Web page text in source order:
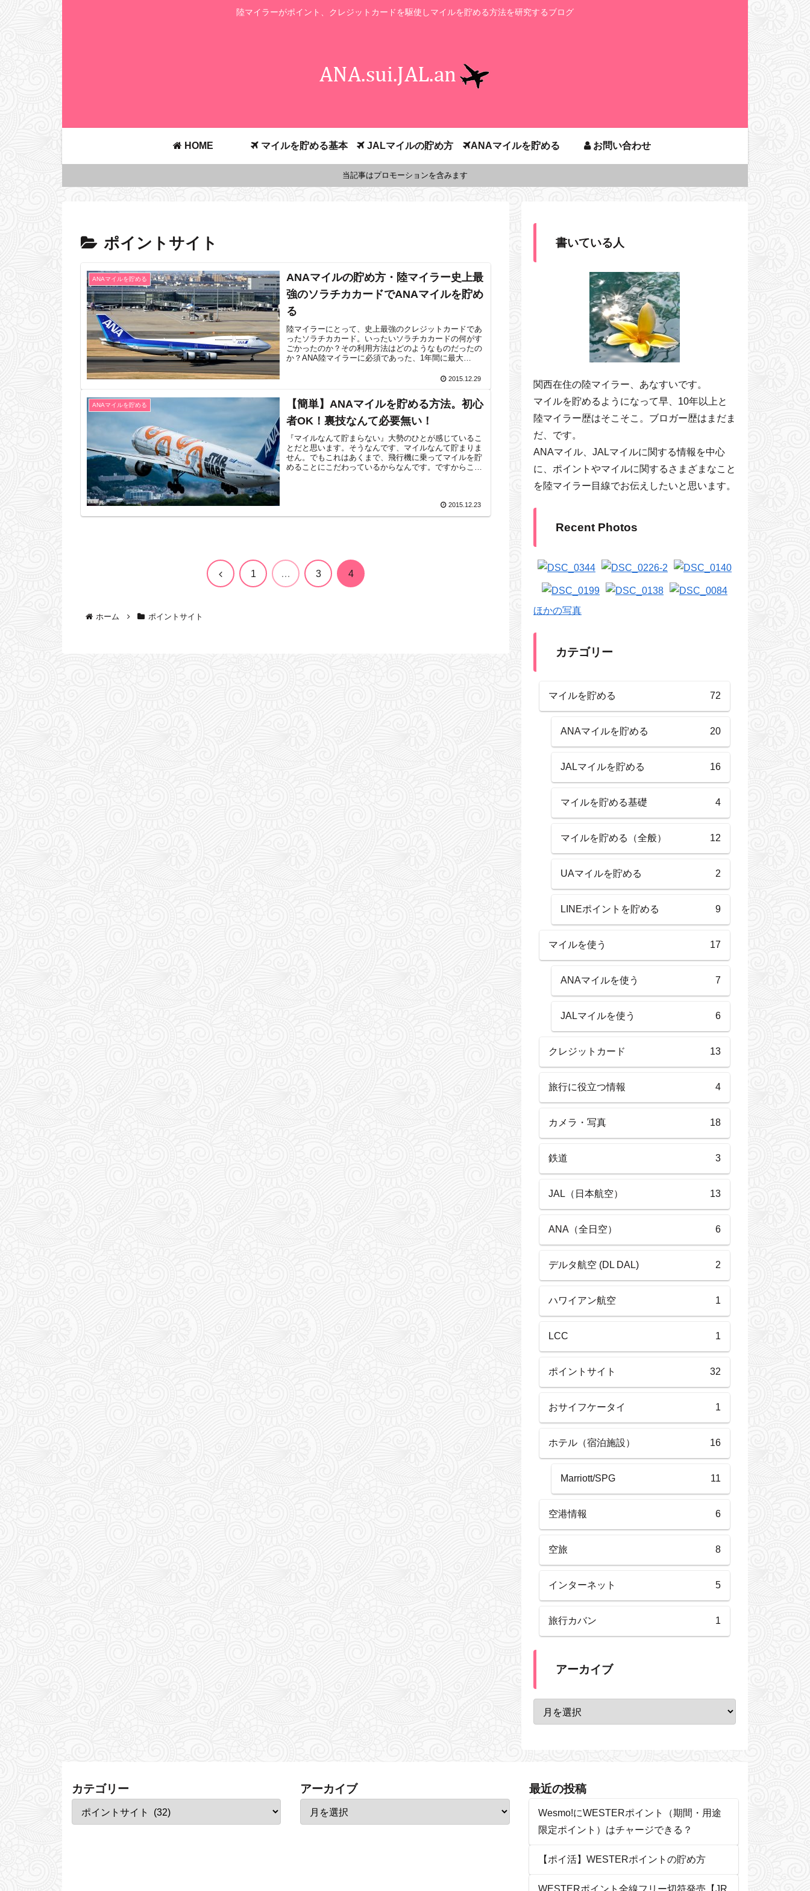
陸マイラーがポイント、クレジットカードを駆使しマイルを貯める方法を研究するブログ
HOME マイルを貯める基本 JALマイルの貯め方 ANAマイルを貯める お問い合わせ
当記事はプロモーションを含みます
ポイントサイト
ANAマイルを貯める
ANAマイルの貯め方・陸マイラー史上最
強のソラチカカードでANAマイルを貯め
る
陸マイラーにとって、史上最強のクレジットカードであ
ったソラチカカード。いったいソラチカカードの何がす
ごかったのか？その利用方法はどのようなものだったの
か？ANA陸マイラーに必須であった、1年間に最大
2015.12.29
ANAマイルを貯める
【簡単】ANAマイルを貯める方法。初心
者OK！裏技なんて必要無い！
『マイルなんて貯まらない』大勢のひとが感じているこ
とだと思います。そうなんです、マイルなんて貯まりま
せん。でもこれはあくまで、飛行機に乗ってマイルを貯
めることにこだわっているからなんです。ですからこう
2015.12.23
前 1 … 3 4
ホーム ポイントサイト
書いている人
関西在住の陸マイラー、あなすいです。
マイルを貯めるようになって早、10年以上と
陸マイラー歴はそこそこ。ブロガー歴はまだま
だ、です。
ANAマイル、JALマイルに関する情報を中心
に、ポイントやマイルに関するさまざまなこと
を陸マイラー目線でお伝えしたいと思います。
Recent Photos
ほかの写真
カテゴリー
マイルを貯める 72
ANAマイルを貯める 20
JALマイルを貯める 16
マイルを貯める基礎 4
マイルを貯める（全般） 12
UAマイルを貯める 2
LINEポイントを貯める 9
マイルを使う 17
ANAマイルを使う 7
JALマイルを使う 6
クレジットカード 13
旅行に役立つ情報 4
カメラ・写真 18
鉄道 3
JAL（日本航空） 13
ANA（全日空） 6
デルタ航空 (DL DAL) 2
ハワイアン航空 1
LCC 1
ポイントサイト 32
おサイフケータイ 1
ホテル（宿泊施設） 16
Marriott/SPG 11
空港情報 6
空旅 8
インターネット 5
旅行カバン 1
アーカイブ
カテゴリー アーカイブ 最近の投稿
Wesmo!にWESTERポイント（期間・用途
限定ポイント）はチャージできる？
【ポイ活】WESTERポイントの貯め方
WESTERポイント全線フリー切符発売【JR